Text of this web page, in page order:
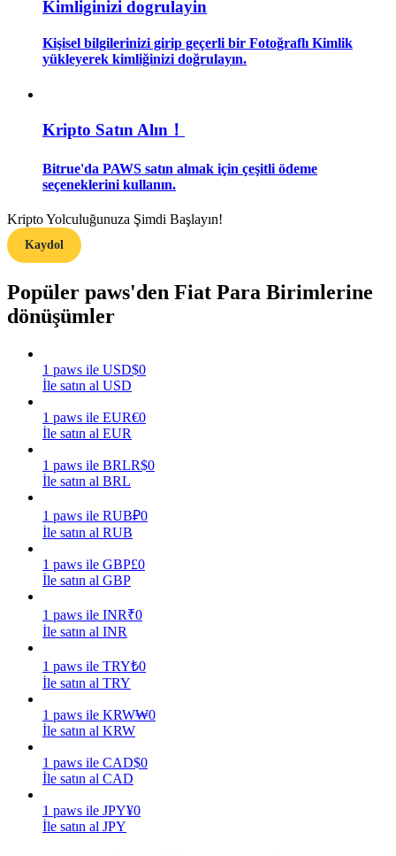
Vadeli İşlemler Başlangıç Kılavuzu
Ticaret stratejileri
Kazan
Power Piggy
Günlük rekabetçi ödüller kazanın
Kimliginizi dogrulayin
Kişisel bilgilerinizi girip geçerli bir Fotoğraflı Kimlik
yükleyerek kimliğinizi doğrulayın.
Kripto Satın Alın！
Bitrue'da PAWS satın almak için çeşitli ödeme
seçeneklerini kullanın.
Kripto Yolculuğunuza Şimdi Başlayın!
Kaydol
Popüler paws'den Fiat Para Birimlerine
dönüşümler
1 paws ile USD$0
İle satın al USD
1 paws ile EUR€0
İle satın al EUR
1 paws ile BRLR$0
İle satın al BRL
1 paws ile RUB₽0
İle satın al RUB
1 paws ile GBP£0
İle satın al GBP
1 paws ile INR₹0
İle satın al INR
1 paws ile TRY₺0
İle satın al TRY
1 paws ile KRW₩0
İle satın al KRW
1 paws ile CAD$0
İle satın al CAD
1 paws ile JPY¥0
İle satın al JPY